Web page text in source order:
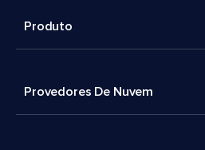
Produto
Provedores De Nuvem